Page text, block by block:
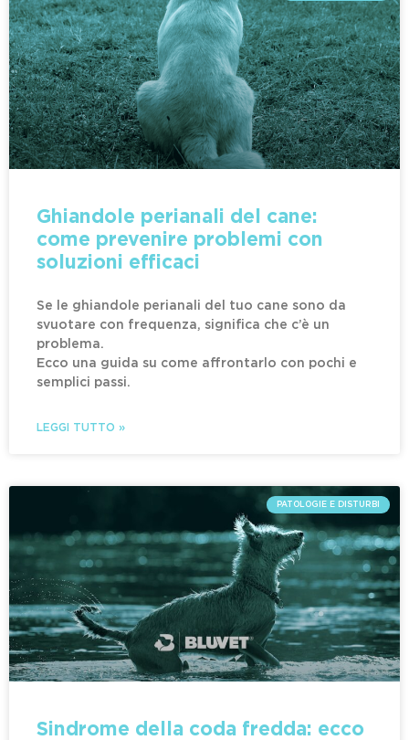
Ghiandole perianali del cane:
come prevenire problemi con
soluzioni efficaci
Se le ghiandole perianali del tuo cane sono da
svuotare con frequenza, significa che c’è un
problema.
Ecco una guida su come affrontarlo con pochi e
semplici passi.
LEGGI TUTTO »
PATOLOGIE E DISTURBI
Sindrome della coda fredda: ecco